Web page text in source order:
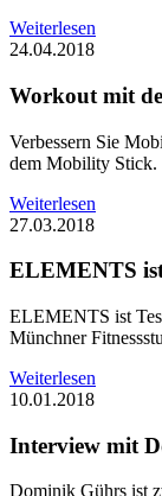
Weiterlesen
24.04.2018
Workout mit
Verbessern Sie
dem Mobility Stick.
Weiterlesen
27.03.2018
ELEMENTS ist
ELEMENTS ist
Münchner
Weiterlesen
10.01.2018
Interview mit
Dominik Gührs ist